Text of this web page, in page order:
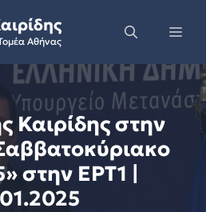
Αθήνας
Καιρίδης στην
στην ΕΡΤ1 |